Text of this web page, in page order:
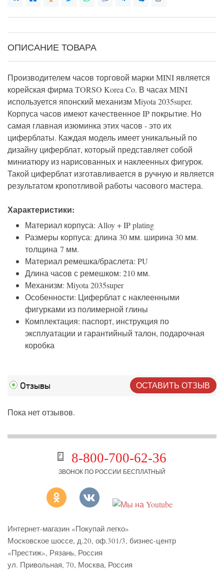
ОПИСАНИЕ ТОВАРА
Производителем часов торговой марки MINI является
корейская фирма TORSO Korea Co. В часах MINI
используется японский механизм Miyota 2035super.
Корпуса часов имеют качественное IP покрытие. Но
самая главная изюминка этих часов - это их
циферблаты. Каждая модель имеет уникальный по
дизайну циферблат, который представляет собой
миниатюру из нарисованных и наклеенных фигурок.
Такой циферблат изготавливается в ручную и является
результатом кропотливой работы часового мастера.
Характеристики:
Материал корпуса: Alloy + IP plating
Размеры корпуса: длина 30 мм. ширина 30 мм.
толщина 7 мм.
Материал ремешка/браслета: PU
Длина часов с ремешком: 210 мм.
Механизм: Miyota 2035super
Особенности: Циферблат с наклеенными
фигурками из полимерной глины
Комплектация: паспорт, инструкция по
эксплуатации и гарантийный талон, подарочная
коробка
Отзывы ОСТАВИТЬ ОТЗЫВ
Пока нет отзывов.
8-800-700-62-36
ЗВОНОК ПО РОССИИ БЕСПЛАТНЫЙ
Интернет-магазин «Покупай легко»
Московское шоссе, д.20, оф.301/3, бизнес-центр
«Престиж», Рязань, Россия
ул. Привольная, 70, Москва, Россия